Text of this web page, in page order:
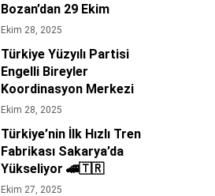
Bozan’dan 29 Ekim
Cumhuriyet Bayramı
Ekim 28, 2025
Türkiye Yüzyılı Partisi
Engelli Bireyler
Koordinasyon Merkezi
Başkanı Orhan
Ertürk’ten Siyasi Mesaj
Niteliğinde 29 Ekim
Cumhuriyet Bayramı
Kutlaması 🇹🇷
Ekim 28, 2025
Türkiye’nin İlk Hızlı Tren
Fabrikası Sakarya’da
Yükseliyor 🚄🇹🇷
Ekim 27, 2025